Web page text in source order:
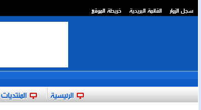
سجل الزوار القائمة البريدية خريطة الموقع
الرئيسية المنتديات